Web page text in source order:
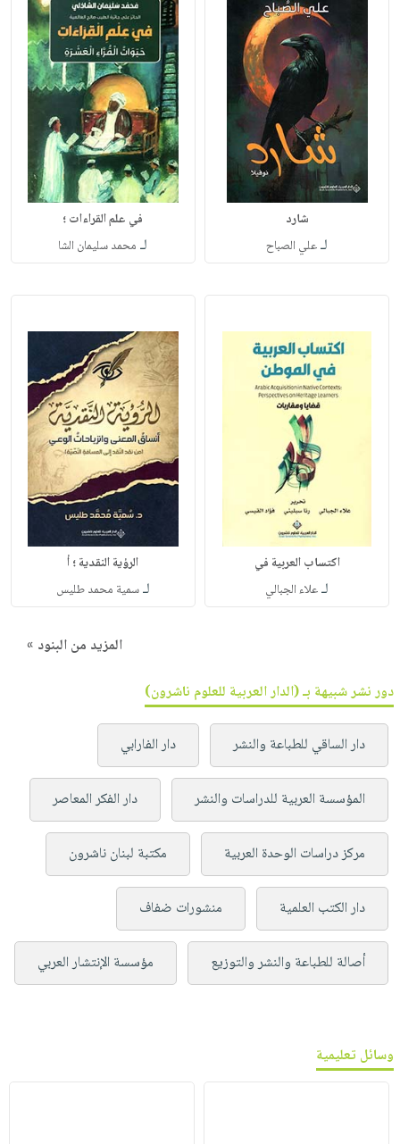
شارد
لـعلي الصباح
في علم القراءات ؛
لـ محمد سليمان الشا
اكتساب العربية في
لـعلاء الجبالي
الرؤية النقدية ؛ أ
لـسمية محمد طليس
المزيد من البنود »
دور نشر شبيهة بـ (الدار العربية للعلوم ناشرون)
دار الساقي للطباعة والنشر دار الفارابي
المؤسسة العربية للدراسات والنشر دار الفكر المعاصر
مركز دراسات الوحدة العربية مكتبة لبنان ناشرون
دار الكتب العلمية منشورات ضفاف
أصالة للطباعة والنشر والتوزيع مؤسسة الإنتشار العربي
وسائل تعليمية